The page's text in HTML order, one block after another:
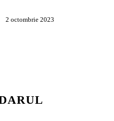
2 octombrie 2023